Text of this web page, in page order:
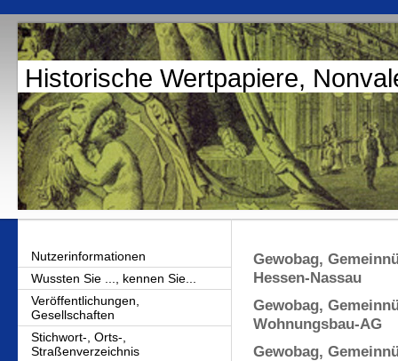
Historische Wertpapiere,
Nutzerinformationen
Wussten Sie ..., kennen Sie...
Veröffentlichungen,
Gesellschaften
Stichwort-, Orts-,
Straßenverzeichnis
Gewobag,
Hessen-Nassau
Gewobag,
Wohnungsbau-AG
Gewobag,